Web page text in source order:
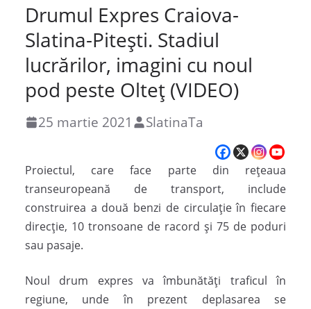
Drumul Expres Craiova-
Slatina-Pitești. Stadiul
lucrărilor, imagini cu noul
pod peste Olteţ (VIDEO)
25 martie 2021 SlatinaTa
Proiectul, care face parte din rețeaua
transeuropeană de transport, include
construirea a două benzi de circulație în fiecare
direcție, 10 tronsoane de racord și 75 de poduri
sau pasaje.
Noul drum expres va îmbunătăți traficul în
regiune, unde în prezent deplasarea se